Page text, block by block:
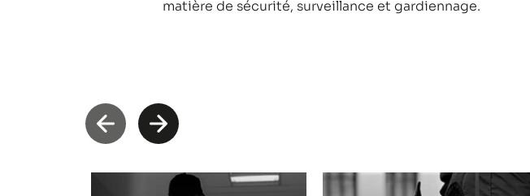
matière de sécurité, surveillance et gardiennage.